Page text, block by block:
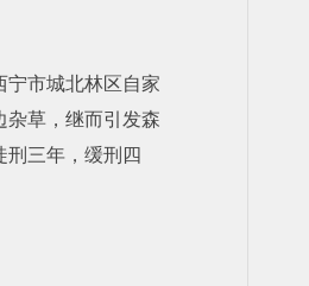
宁市城北林区自家
杂草，继而引发森
刑三年，缓刑四